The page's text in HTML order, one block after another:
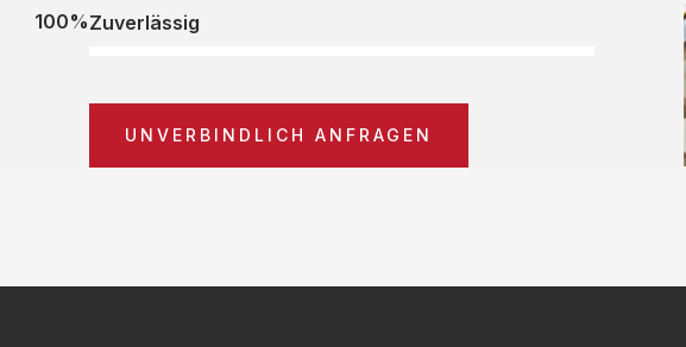
Zuverlässig
100%
UNVERBINDLICH ANFRAGEN